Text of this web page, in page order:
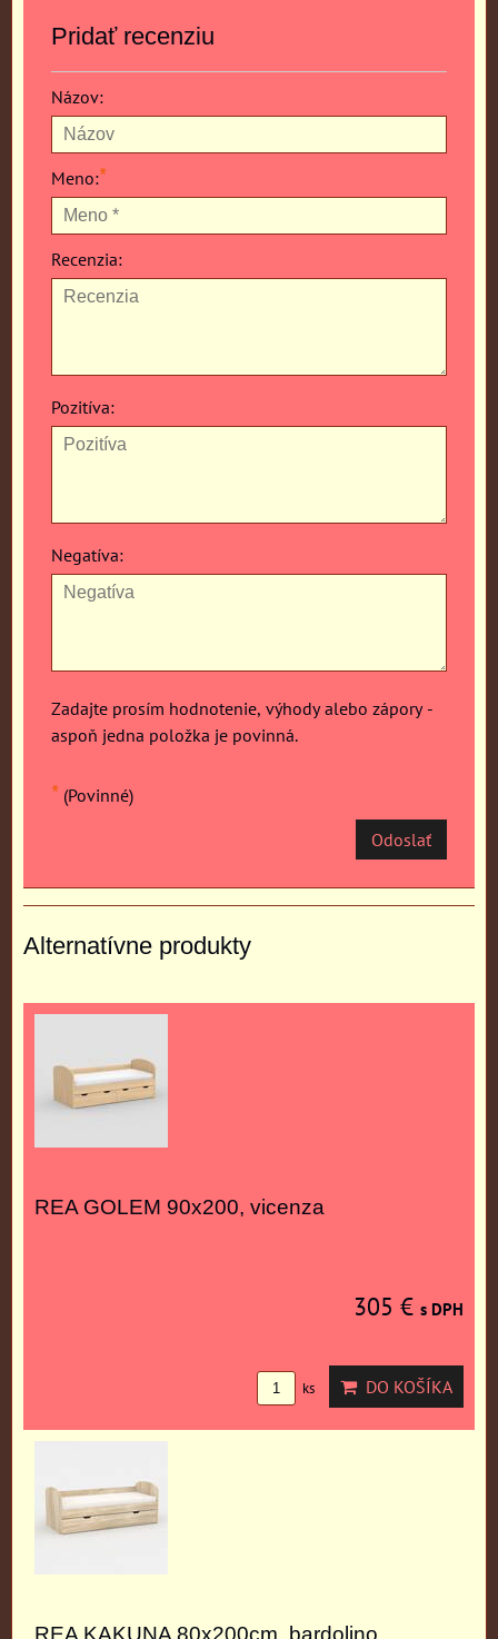
Pridať recenziu
Názov:
Meno:*
Recenzia:
Pozitíva:
Negatíva:
Zadajte prosím hodnotenie, výhody alebo zápory -
aspoň jedna položka je povinná.
* (Povinné)
Odoslať
Alternatívne produkty
REA GOLEM 90x200, vicenza
305 € s DPH
ks DO KOŠÍKA
REA KAKUNA 80x200cm, bardolino